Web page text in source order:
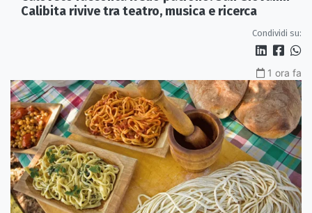
Calibita rivive tra teatro, musica e ricerca
Condividi su:
1 ora fa